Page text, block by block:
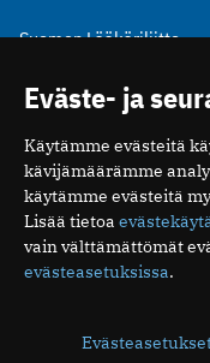
Suomen Lääkäriliitto
00510 Helsinki
puh. (09) 393 091
ISSN 2323-9476
Eväste- ja
Käytämme evästeitä
kävijämäärämme
käytämme evästeitä
Lisää tietoa
vain välttämättömät
evästeasetuksissa.